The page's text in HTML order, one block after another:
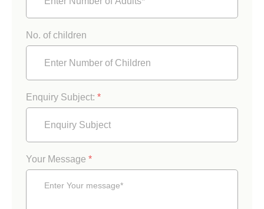
No. of children
Enquiry Subject: *
Your Message *